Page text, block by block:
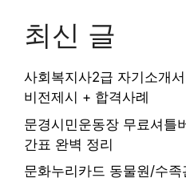
최신 글
사회복지사2급 자기소개
비전제시 + 합격사례
문경시민운동장 무료셔틀
간표 완벽 정리
문화누리카드 동물원/수